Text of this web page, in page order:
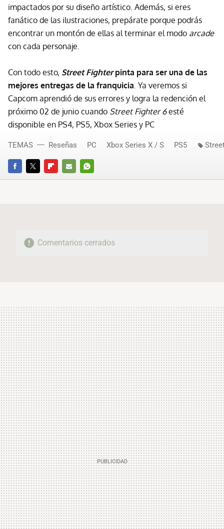
impactados por su diseño artístico. Además, si eres
fanático de las ilustraciones, prepárate porque podrás
encontrar un montón de ellas al terminar el modo arcade
con cada personaje.
Con todo esto, Street Fighterpinta para ser una de las
mejores entregas de la franquicia. Ya veremos si
Capcom aprendió de sus errores y logra la redención el
próximo 02 de junio cuando Street Fighter 6esté
disponible en PS4, PS5, Xbox Series y PC
FACEBOOKTWITTERFLIPBOARD
E-
WHATSAPP
TEMAS Reseñas PC Xbox Series X / S PS5
Comentarios cerrados